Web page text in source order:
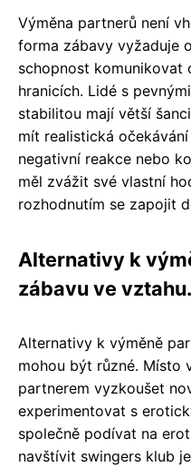
Výměna partnerů není
forma zábavy vyžaduje
schopnost komunikovat
hranicích. Lidé s
stabilitou mají větší
mít realistická
negativní reakce nebo
měl zvážit své vlastní
rozhodnutím se zapojit
Alternativy k
zábavu ve vztahu.
Alternativy k výměně
mohou být různé. Místo
partnerem vyzkoušet
experimentovat s
společně podívat na
navštívit swingers klub